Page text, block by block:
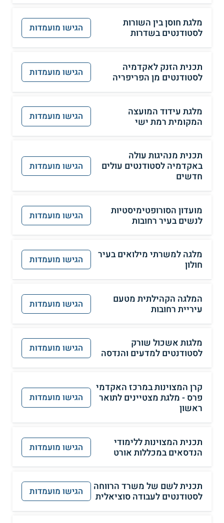
מלגת חוסן בין השורות
לסטודנטים בשדרות
הגישו מועמדות
תכנית הזנק לאקדמיה
לסטודנטים מן הפריפריה
הגישו מועמדות
מלגת עידוד המועצה
המקומית רמת ישי
הגישו מועמדות
תכנית מנהיגות עולה
באקדמיה לסטודנטים עולים
חדשים
הגישו מועמדות
מועדון הסורופטימיסטיות
לנשים בעיר רחובות
הגישו מועמדות
מלגה למשרתי מילואים בעיר
חולון
הגישו מועמדות
המלגה הקהילתית מטעם
עיריית רחובות
הגישו מועמדות
מלגות אשכול שורק
לסטודנטים למדעים והנדסה
הגישו מועמדות
קרן המצוינות במרכז האקדמי
פרס - מלגת מצטיינים לתואר
ראשון
הגישו מועמדות
תכנית המצוינות ללימודי
הנדסאים במכללות אורט
הגישו מועמדות
תכנית לשם של משרד הרווחה
לסטודנטים לעבודה סוציאלית
הגישו מועמדות